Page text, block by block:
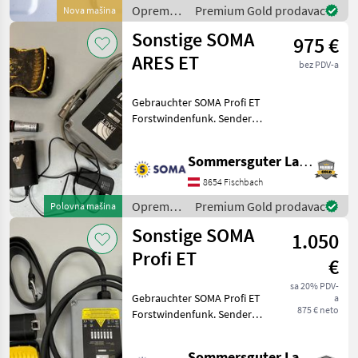
Nova mašina
(Freifeld), OHNE Neig
Oprema
za šumu i
obradu
drveta /
Sonstige
Premium Gold prodavac
Polovna mašina
Sonstige SOMA
ARES ET
975 €
bez PDV-a
Gebrauchter SOMA Profi ET
Forstwindenfunk. Sender
Tajfun Seilwinde. Belegung
für Winden anderer
Hersteller auf
Sommersguter Landmaschinen GmbH
8654 Fischbach
Oprema
za šumu i
obradu
drveta /
Sonstige
Premium Gold prodavac
Sonstige SOMA
Profi ET
1.050
€
sa 20% PDV-
a
875 € neto
Gebrauchter SOMA Profi ET
Forstwindenfunk. Sender